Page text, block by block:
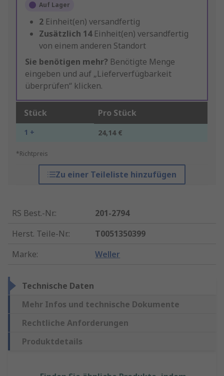
Auf Lager
2 Einheit(en) versandfertig
Zusätzlich 14 Einheit(en) versandfertig
von einem anderen Standort
Sie benötigen mehr? Benötigte Menge
eingeben und auf „Lieferverfügbarkeit
überprüfen“ klicken.
Stück Pro Stück
1 + 24,14 €
*Richtpreis
Zu einer Teileliste hinzufügen
RS Best.-Nr.:
201-2794
Herst. Teile-Nr.:
T0051350399
Marke: Weller
Technische Daten
Mehr Infos und technische Dokumente
Rechtliche Anforderungen
Produktdetails